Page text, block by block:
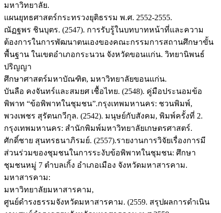
มหาวิทยาลัย.
แผนยุทธศาสตร์กระทรวงยุติธรรม พ.ศ. 2552-2555.
ณัฏฐพร ชินบุตร. (2547). การรับรู้ในบทบาทหน้าที่และความ
ต้องการในการพัฒนาตนเองของคณะกรรมการสถานศึกษาขั้น
พื้นฐาน ในเขตอำเภอกระนวน จังหวัดขอนแก่น. วิทยานิพนธ์
ปริญญา
ศึกษาศาสตร์มหาบัณฑิต, มหาวิทยาลัยขอนแก่น.
บันลือ คงจันทร์และสมยศ เชื้อไทย. (2548). คู่มือประนอมข้อ
พิพาท “ข้อพิพาทในชุมชน”.กรุงเทพมหานคร: ชวนพิมพ์,
พวงเพชร สุรัตนกวีกุล. (2542). มนุษย์กับสังคม, พิมพ์ครั้งที่ 2.
กรุงเทพมหานคร: สำนักพิมพ์มหาวิทยาลัยเกษตรศาสตร์.
ศักดิ์ชาย สุนทรธนาภิรมย์. (2557).รายงานการวิจัยเรื่องการมี
ส่วนร่วมของชุมชนในการระงับข้อพิพาทในชุมชน: ศึกษา
ชุมชนหมู่ 7 ตำบลเกิ้ง อำเภอเมือง จังหวัดมหาสารคาม.
มหาสารคาม:
มหาวิทยาลัยมหาสารคาม,
ศูนย์ดำรงธรรมจังหวัดมหาสารคาม. (2559. สรุปผลการดำเนิน